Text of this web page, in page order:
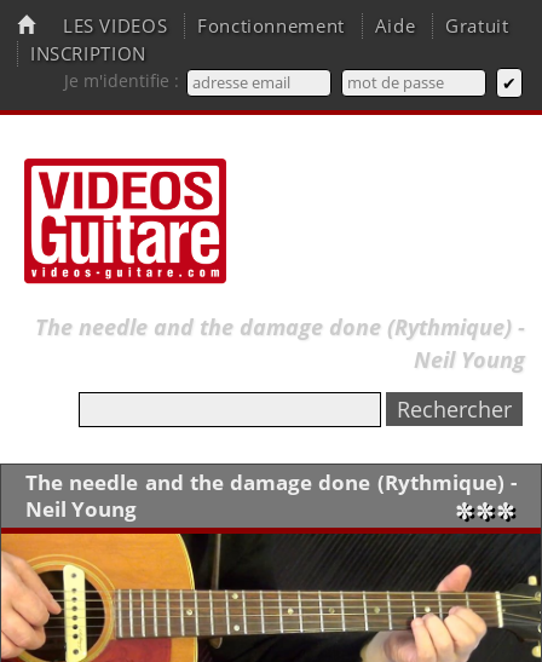
LES VIDEOS Fonctionnement Aide
Gratuit
INSCRIPTION
Je m'identifie :
The needle and the damage done (Rythmique) -
Neil Young
The needle and the damage done (Rythmique) -
Neil Young
✼✼✼